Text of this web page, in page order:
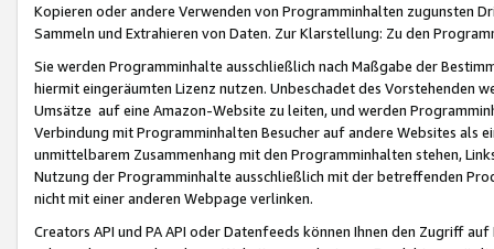
Kopieren oder andere Verwenden von Programminhalten zugunsten
Sammeln und Extrahieren von Daten. Zur Klarstellung: Zu den
Sie werden Programminhalte ausschließlich nach Maßgabe der
hiermit eingeräumten Lizenz nutzen. Unbeschadet des Vorstehenden
Umsätze auf eine Amazon-Website zu leiten, und werden
Verbindung mit Programminhalten Besucher auf andere Websites als
unmittelbarem Zusammenhang mit den Programminhalten stehen,
Nutzung der Programminhalte ausschließlich mit der betreffenden
nicht mit einer anderen Webpage verlinken.
Creators API und PA API oder Datenfeeds können Ihnen den Zugriff